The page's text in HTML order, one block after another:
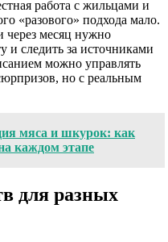
работа с жильцами и
«разового» подхода мало.
через месяц нужно
и следить за источниками
можно управлять
но с реальным
мяса и шкурок: как
каждом этапе
для разных